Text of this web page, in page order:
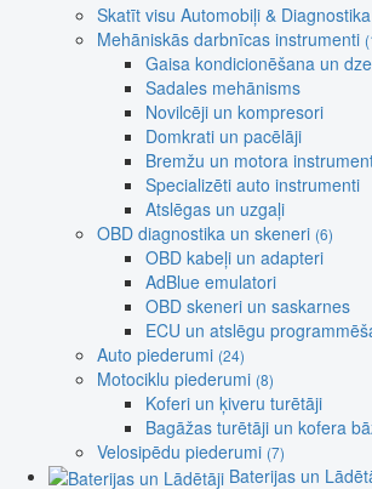
Skatīt visu Automobiļi & Diagnostika
Mehāniskās darbnīcas instrumenti
Gaisa kondicionēšana un
Sadales mehānisms
Novilcēji un kompresori
Domkrati un pacēlāji
Bremžu un motora
Specializēti auto instrumenti
Atslēgas un uzgaļi
OBD diagnostika un skeneri (6)
OBD kabeļi un adapteri
AdBlue emulatori
OBD skeneri un saskarnes
ECU un atslēgu
Auto piederumi (24)
Motociklu piederumi (8)
Koferi un ķiveru turētāji
Bagāžas turētāji un kofera
Velosipēdu piederumi (7)
Baterijas un